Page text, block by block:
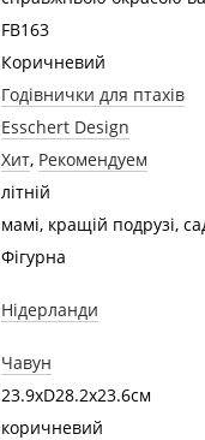
FB163
Коричневий
Годівнички для птахів
Esschert Design
Хит, Рекомендуем
літній
мамі, кращій подрузі,
Фігурна
Нідерланди
Чавун
23.9xD28.2x23.6см
коричневий